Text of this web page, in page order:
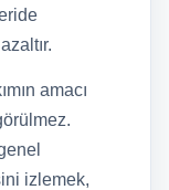
amacı
izlemek,